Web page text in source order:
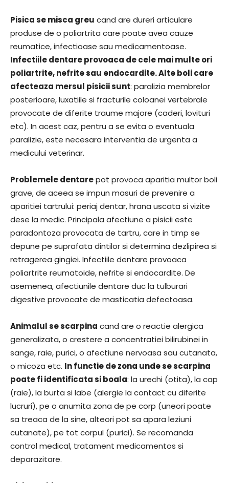
Pisica se misca greu cand are dureri articulare
produse de o poliartrita care poate avea cauze
reumatice, infectioase sau medicamentoase.
Infectiile dentare provoaca de cele mai multe ori
poliartrite, nefrite sau endocardite. Alte boli care
afecteaza mersul pisicii sunt: paralizia membrelor
posterioare, luxatiile si fracturile coloanei vertebrale
provocate de diferite traume majore (caderi, lovituri
etc). In acest caz, pentru a se evita o eventuala
paralizie, este necesara interventia de urgenta a
medicului veterinar.
Problemele dentarepot provoca aparitia multor boli
grave, de aceea se impun masuri de prevenire a
aparitiei tartrului: periaj dentar, hrana uscata si vizite
dese la medic. Principala afectiune a pisicii este
paradontoza provocata de tartru, care in timp se
depune pe suprafata dintilor si determina dezlipirea si
retragerea gingiei. Infectiile dentare provoaca
poliartrite reumatoide, nefrite si endocardite. De
asemenea, afectiunile dentare duc la tulburari
digestive provocate de masticatia defectoasa.
Animalul se scarpina cand are o reactie alergica
generalizata, o crestere a concentratiei bilirubinei in
sange, raie, purici, o afectiune nervoasa sau cutanata,
o micoza etc. In functie de zona unde se scarpina
poate fi identificata si boala: la urechi (otita), la cap
(raie), la burta si labe (alergie la contact cu diferite
lucruri), pe o anumita zona de pe corp (uneori poate
sa treaca de la sine, alteori pot sa apara leziuni
cutanate), pe tot corpul (purici). Se recomanda
control medical, tratament medicamentos si
deparazitare.